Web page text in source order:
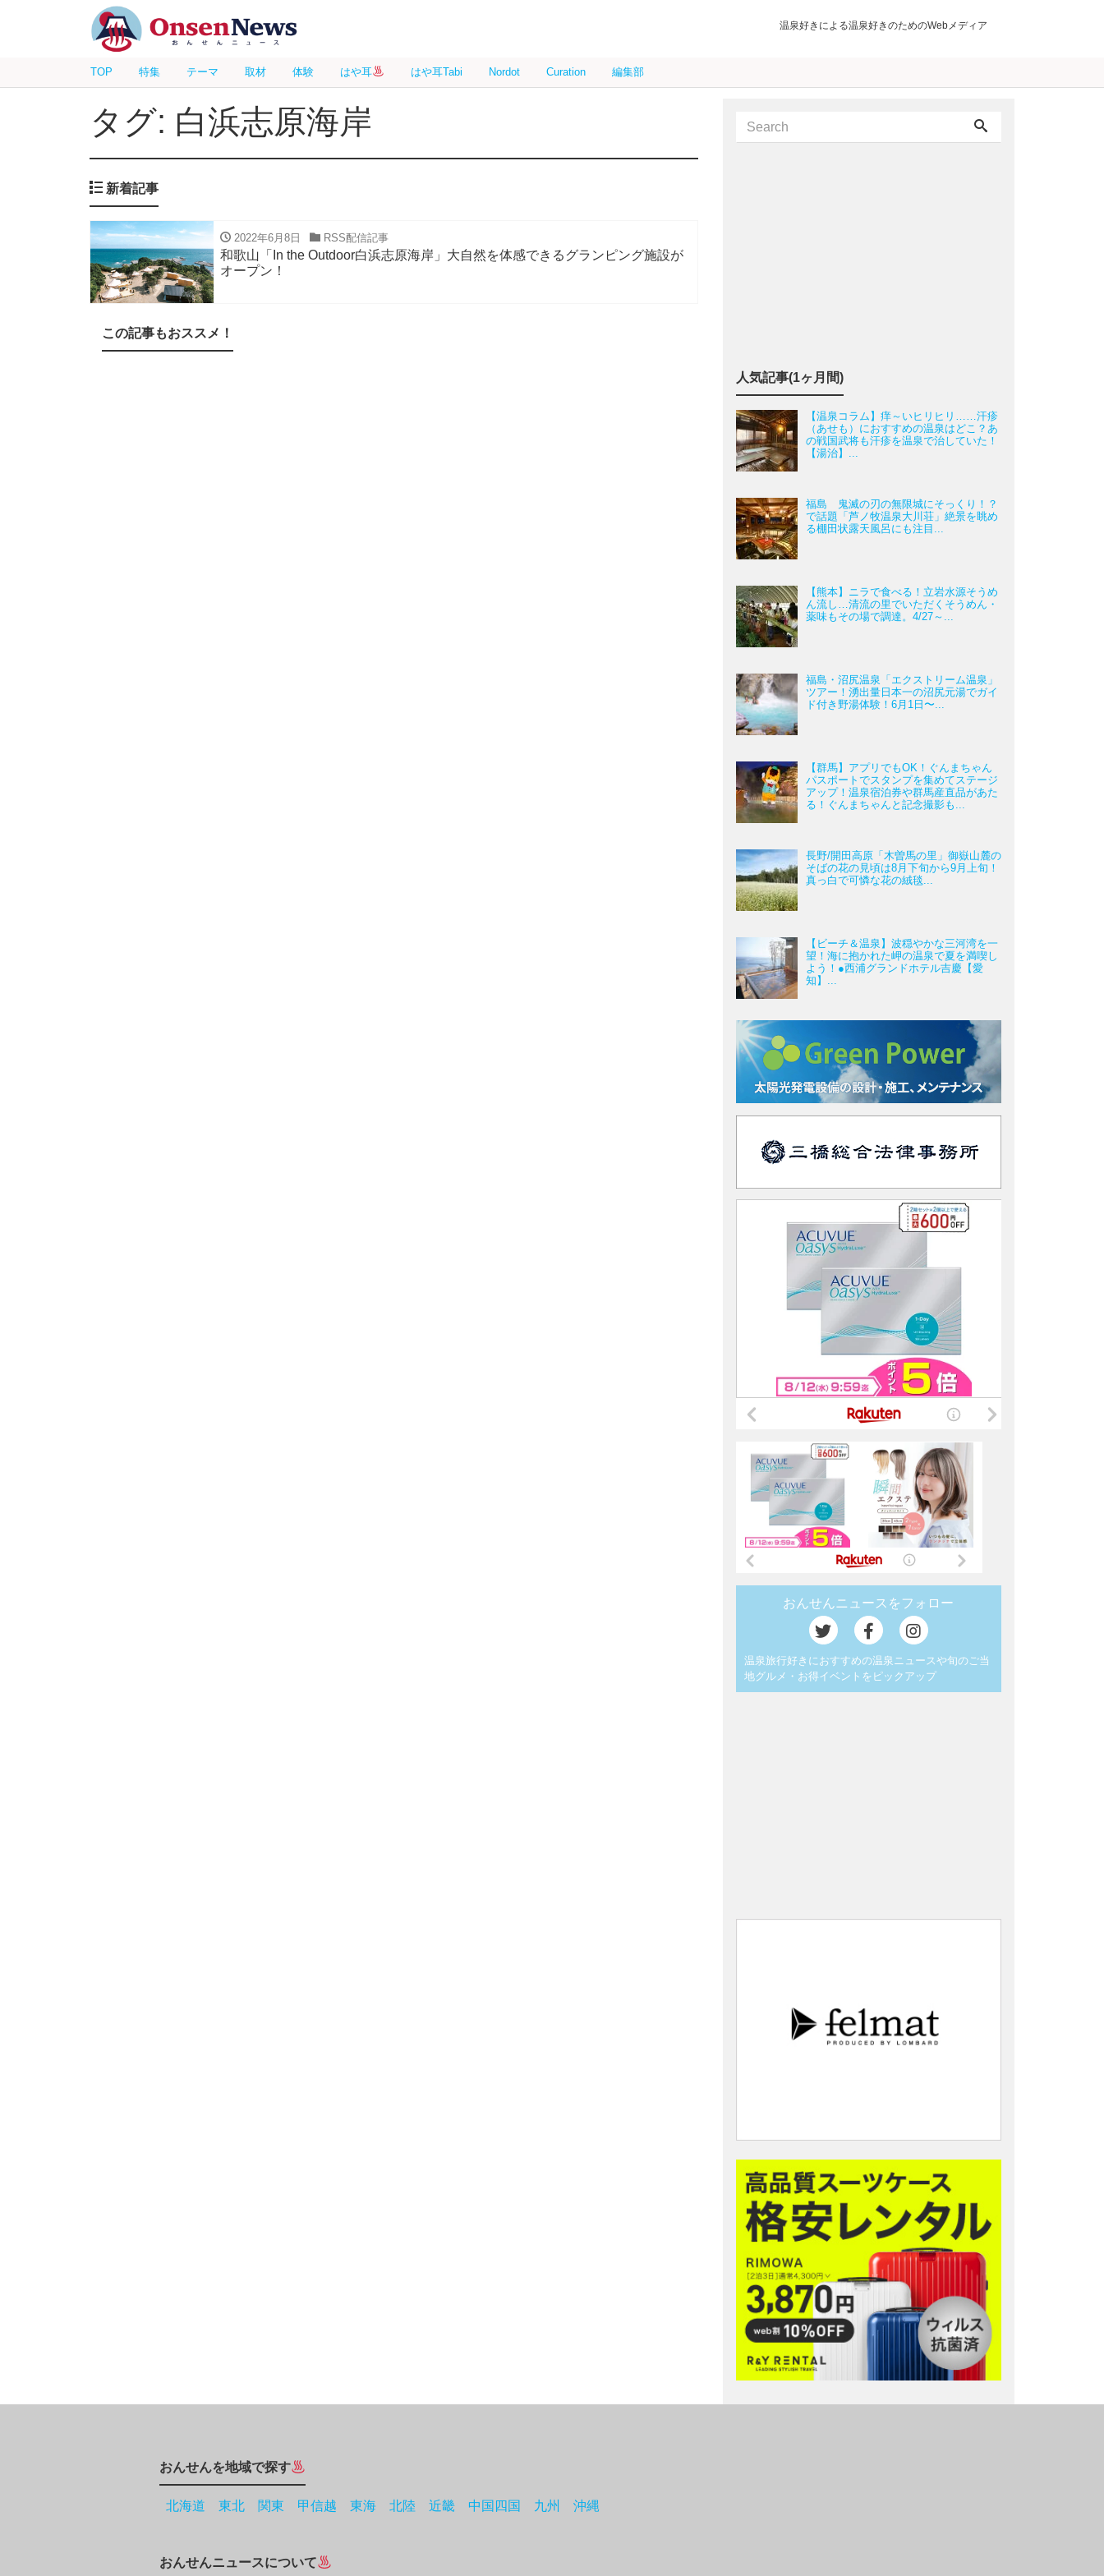
温泉好きによる温泉好きのためのWebメディア
TOP 特集 テーマ 取材 体験 はや耳 はや耳Tabi Nordot Curation 編集部
タグ: 白浜志原海岸
新着記事
2022年6月8日 RSS配信記事
和歌山「In the Outdoor白浜志原海岸」大自然を体感できるグランピング施設が
オープン！
この記事もおススメ！
人気記事(1ヶ月間)
【温泉コラム】痒～いヒリヒリ……汗疹
（あせも）におすすめの温泉はどこ？あ
の戦国武将も汗疹を温泉で治していた！
【湯治】...
福島 鬼滅の刃の無限城にそっくり！？
で話題「芦ノ牧温泉大川荘」絶景を眺め
る棚田状露天風呂にも注目...
【熊本】ニラで食べる！立岩水源そうめ
ん流し…清流の里でいただくそうめん・
薬味もその場で調達。4/27～...
福島・沼尻温泉「エクストリーム温泉」
ツアー！湧出量日本一の沼尻元湯でガイ
ド付き野湯体験！6月1日〜...
【群馬】アプリでもOK！ぐんまちゃん
パスポートでスタンプを集めてステージ
アップ！温泉宿泊券や群馬産直品があた
る！ぐんまちゃんと記念撮影も...
長野/開田高原「木曽馬の里」御嶽山麓の
そばの花の見頃は8月下旬から9月上旬！
真っ白で可憐な花の絨毯...
【ビーチ＆温泉】波穏やかな三河湾を一
望！海に抱かれた岬の温泉で夏を満喫し
よう！●西浦グランドホテル吉慶【愛
知】...
おんせんニュースをフォロー
温泉旅行好きにおすすめの温泉ニュースや旬のご当
地グルメ・お得イベントをピックアップ
おんせんを地域で探す
北海道 東北 関東 甲信越 東海 北陸 近畿 中国四国 九州 沖縄
おんせんニュースについて